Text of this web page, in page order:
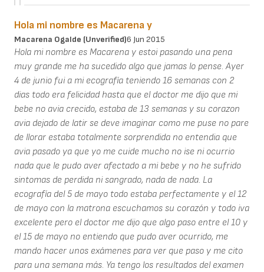
Hola mi nombre es Macarena y
Macarena Ogalde (unverified)6 Jun 2015
Hola mi nombre es Macarena y estoi pasando una pena
muy grande me ha sucedido algo que jamas lo pense. Ayer
4 de junio fui a mi ecografía teniendo 16 semanas con 2
dias todo era felicidad hasta que el doctor me dijo que mi
bebe no avia crecido, estaba de 13 semanas y su corazon
avia dejado de latir se deve imaginar como me puse no pare
de llorar estaba totalmente sorprendida no entendia que
avia pasado ya que yo me cuide mucho no ise ni ocurrio
nada que le pudo aver afectado a mi bebe y no he sufrido
sintomas de perdida ni sangrado, nada de nada. La
ecografía del 5 de mayo todo estaba perfectamente y el 12
de mayo con la matrona escuchamos su corazón y todo iva
excelente pero el doctor me dijo que algo paso entre el 10 y
el 15 de mayo no entiendo que pudo aver ocurrido, me
mando hacer unos exámenes para ver que paso y me cito
para una semana más. Ya tengo los resultados del examen